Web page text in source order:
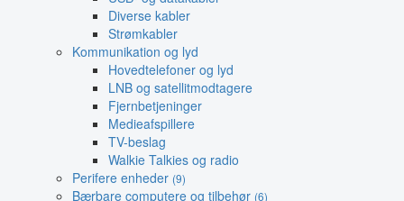
Diverse kabler
Strømkabler
Kommunikation og lyd
Hovedtelefoner og lyd
LNB og satellitmodtagere
Fjernbetjeninger
Medieafspillere
TV-beslag
Walkie Talkies og radio
Perifere enheder (9)
Bærbare computere og tilbehør (6)